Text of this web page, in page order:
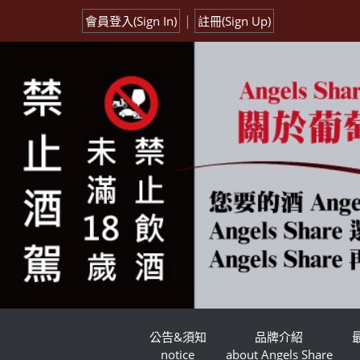
會員登入(Sign In) | 註冊(Sign Up)
公告&須知
notice
品牌介紹
about Angels Share